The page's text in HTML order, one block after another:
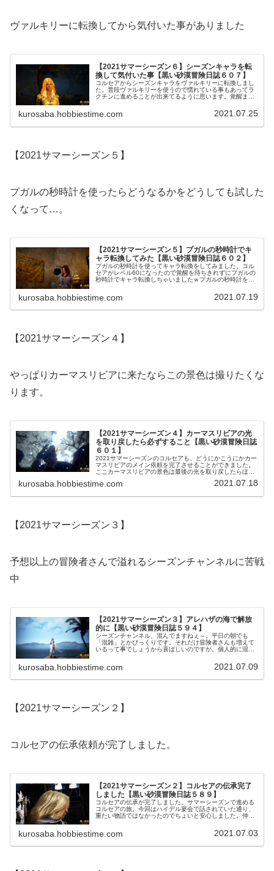
ヴァルキリーに転換してから気付いた事がありました
【2021サマーシーズン６】シーズンキャラを転
換して気付いた事【黒い砂漠冒険日誌６０７】
コルセアからシーズンキャラをヴァルキリーに転換しまし
た。普段ヴァルキリーを使うので慣れている事もあってラ
クチンに進めることが出来てるように思います。覚醒まで
kurosaba.hobbiestime.com 2021.07.25
【2021サマーシーズン５】
プガルの秒時計を使ったらどうなるかをどうしても試した
くなって…。
【2021サマーシーズン５】プガルの秒時計でキ
ャラ転換してみた【黒い砂漠冒険日誌６０２】
プガルの秒時計を使ってキャラ転換をしてみました。コル
セアがレベル60になったので覚醒を待ちきれずにプガルの
秒時計でキャラ転換しちゃいましたｗプガルの秒時計を使
kurosaba.hobbiestime.com 2021.07.19
【2021サマーシーズン４】
やっぱりカーマスリビアに来たならこの景色は撮りたくな
ります。
【2021サマーシーズン４】カーマスリビアの光
を取り戻したら必ずすること【黒い砂漠冒険日誌
６０１】
2021サマーシーズンのコルセアも、どうにかこうにかカー
マスリビアのメイン依頼を完了させることができました。
ここカーマスリビアの景色は最後の光を取り戻したらほん
してしまうことがあります。
kurosaba.hobbiestime.com 2021.07.18
【2021サマーシーズン３】
予想以上の冒険者さんで溢れるシーズンチャンネルに苦戦
中
【2021サマーシーズン３】アレハザの海で解放
的に【黒い砂漠冒険日誌５９４】
シーズンチャンネル、混んでますねぇ～。平日の朝でも
「混雑」とかびっくりです。それだけ冒険者さんも増えて
いるって事でしょうから喜ばしいのですが。個人的に混雑
を堪能してました。シーズンも焦らなくてもいいかなって
感じになりましたし。
kurosaba.hobbiestime.com 2021.07.09
【2021サマーシーズン２】
コルセアの伝承依頼が完了しました。
【2021サマーシーズン２】コルセアの伝承完了
しました【黒い砂漠冒険日誌５８９】
コルセアの伝承が完了しました。サマーシーズンで進める
コルセアの旅。今回はハイデル宴会で話されていた通り、
重たい物語ではなかったのでちょいと安心しました。仲間
kurosaba.hobbiestime.com 2021.07.03